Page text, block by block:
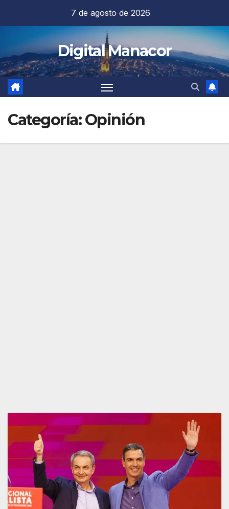
contenido
7 de agosto de 2026
Digital Manacor
Categoría:Opinión